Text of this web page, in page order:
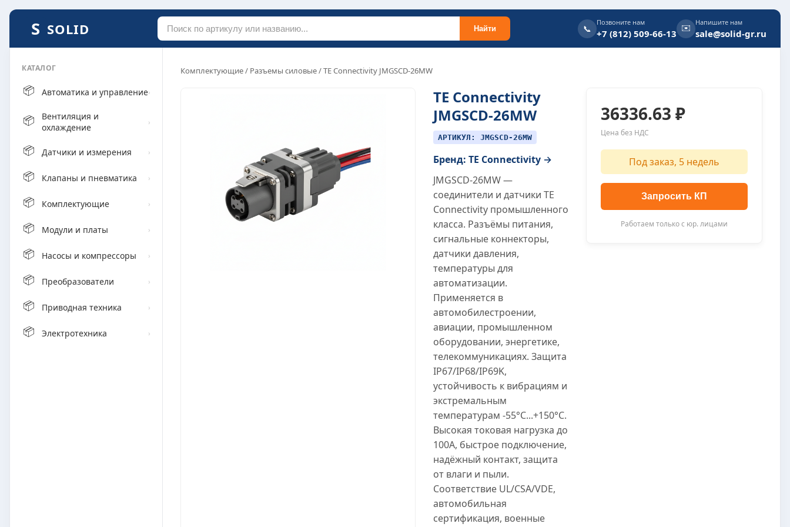
SOLID Найти 📞
Позвоните нам
+7 (812) 509-66-13
✉️ Напишите нам
sale@solid-gr.ru
КАТАЛОГ
📦 Автоматика и управление›
📦
Вентиляция и
охлаждение
›
📦 Датчики и измерения ›
📦 Клапаны и пневматика ›
📦 Комплектующие ›
📦 Модули и платы ›
📦 Насосы и компрессоры ›
📦 Преобразователи ›
📦 Приводная техника ›
📦 Электротехника ›
Комплектующие/ Разъемы силовые/ TE Connectivity JMGSCD-26MW
TE Connectivity
JMGSCD-26MW
АРТИКУЛ: JMGSCD-26MW
Бренд: TE Connectivity →
JMGSCD-26MW —
соединители и датчики TE
Connectivity промышленного
класса. Разъёмы питания,
сигнальные коннекторы,
датчики давления,
температуры для
автоматизации.
Применяется в
автомобилестроении,
авиации, промышленном
оборудовании, энергетике,
телекоммуникациях. Защита
IP67/IP68/IP69K,
устойчивость к вибрациям и
экстремальным
температурам -55°C...+150°C.
Высокая токовая нагрузка до
100A, быстрое подключение,
надёжный контакт, защита
от влаги и пыли.
Соответствие UL/CSA/VDE,
автомобильная
сертификация, военные
36336.63 ₽
Цена без НДС
Под заказ, 5 недель
Запросить КП
Работаем только с юр. лицами